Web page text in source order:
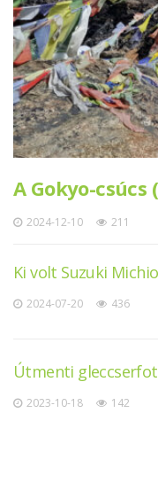
A Gokyo-csúcs
2024-12-10 211
Ki volt Suzuki
2024-07-20 436
Útmenti
2023-10-18 142